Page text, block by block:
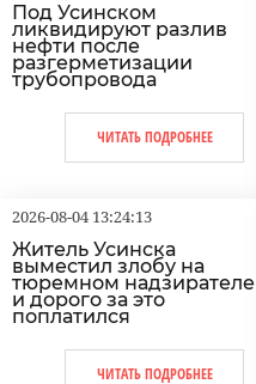
Под Усинском
ликвидируют разлив
нефти после
разгерметизации
трубопровода
ЧИТАТЬ ПОДРОБНЕЕ
2026-08-04 13:24:13
Житель Усинска
выместил злобу на
тюремном надзирателе
и дорого за это
поплатился
ЧИТАТЬ ПОДРОБНЕЕ